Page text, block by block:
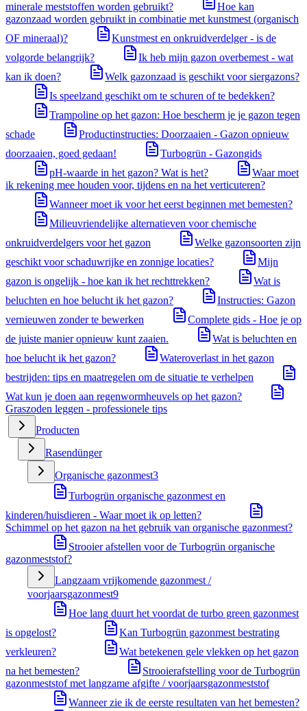
minerale meststoffen worden gebruikt?
Hoe kan
gazonzaad worden gebruikt in combinatie met kunstmest (organisch
OF mineraal)?
Kunstmest en onkruidverdelger - is de
volgorde belangrijk?
Ik heb mijn gazon overbemest - wat
kan ik doen?
Welk gazonzaad is geschikt voor siergazons?
Is speelzand geschikt om te schuren of te bedekken?
Trampoline op het gazon: Hoe bescherm je je gazon tegen
schade
Productinstructies: Doorzaaien - Gazon opnieuw
doorzaaien, goed gedaan!
Turbogrün - Gazongids
pH-waarde in het gazon? Wat is het?
Waar moet
ik rekening mee houden voor, tijdens en na het verticuteren?
Wanneer moet ik voor het eerst beginnen met bemesten?
Milieuvriendelijke alternatieven voor chemische
onkruidverdelgers voor het gazon
Welke gazonsoorten zijn
geschikt voor schaduwrijke en zonnige locaties?
Mijn
gazon is ongelijk - hoe kan ik het rechttrekken?
Wat is
beluchten en hoe belucht ik het gazon?
Instructies: Gazon
vernieuwen zonder te bewerken
Complete gids - Hoe je op
de juiste manier opnieuw kunt zaaien.
Wat is beluchten en
hoe belucht ik het gazon?
Wateroverlast in het gazon
bestrijden: tips en maatregelen om de situatie te verhelpen
Wat kun je doen aan regenwormheuvels op het gazon?
Graszoden leggen - professionele tips
Producten
Rasendünger
Organische gazonmest3
Turbogrün organische gazonmest en
kinderen/huisdieren - Waar moet ik op letten?
Schimmel op het gazon na het gebruik van organische gazonmest?
Strooier afstellen voor de Turbogrün organische
gazonmeststof?
Langzaam vrijkomende gazonmest /
voorjaarsgazonmest9
Hoe lang duurt het voordat de turbo green gazonmest
is opgelost?
Kan Turbogrün gazonmest bestrating
verkleuren?
Wat betekenen gele vlekken op het gazon
na het bemesten?
Strooierafstelling voor de Turbogrün
gazonmeststof met langzame afgifte / voorjaarsgazonmeststof
Wanneer zie ik de eerste resultaten van het bemesten?